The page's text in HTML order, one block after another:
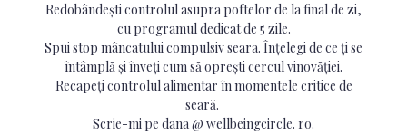
Redobândești controlul asupra poftelor de la final de zi,
cu programul dedicat de 5 zile.
Spui stop mâncatului compulsiv seara. Înțelegi de ce ți se
întâmplă și înveți cum să oprești cercul vinovăției.
Recapeți controlul alimentar în momentele critice de
seară.
Scrie-mi pe dana @ wellbeingcircle. ro.